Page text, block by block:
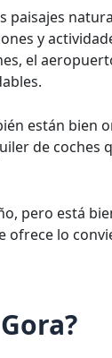
paisajes
y
el
están bien
de coches
pero está
ofrece lo